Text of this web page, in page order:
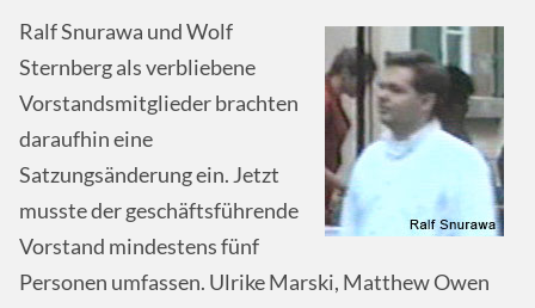
Ralf Snurawa und Wolf
Sternberg als verbliebene
Vorstandsmitglieder brachten
daraufhin eine
Satzungsänderung ein. Jetzt
musste der geschäftsführende
Vorstand mindestens fünf
Personen umfassen. Ulrike Marski, Matthew Owen